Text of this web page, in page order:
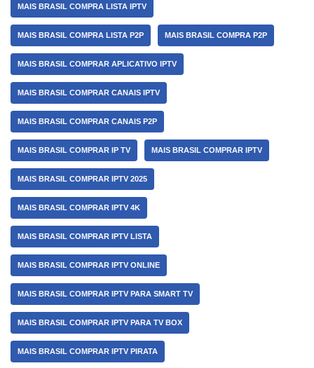
MAIS BRASIL COMPRA LISTA IPTV
MAIS BRASIL COMPRA LISTA P2P MAIS BRASIL COMPRA P2P
MAIS BRASIL COMPRAR APLICATIVO IPTV
MAIS BRASIL COMPRAR CANAIS IPTV
MAIS BRASIL COMPRAR CANAIS P2P
MAIS BRASIL COMPRAR IP TV MAIS BRASIL COMPRAR IPTV
MAIS BRASIL COMPRAR IPTV 2025
MAIS BRASIL COMPRAR IPTV 4K
MAIS BRASIL COMPRAR IPTV LISTA
MAIS BRASIL COMPRAR IPTV ONLINE
MAIS BRASIL COMPRAR IPTV PARA SMART TV
MAIS BRASIL COMPRAR IPTV PARA TV BOX
MAIS BRASIL COMPRAR IPTV PIRATA